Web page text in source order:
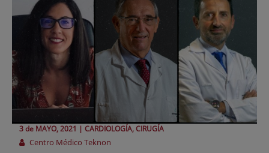
3 de MAYO, 2021 | CARDIOLOGÍA, CIRUGÍA
Centro Médico Teknon